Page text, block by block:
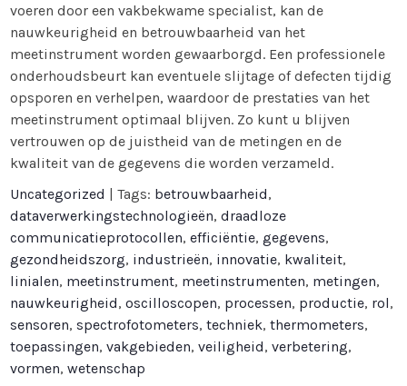
voeren door een vakbekwame specialist, kan de
nauwkeurigheid en betrouwbaarheid van het
meetinstrument worden gewaarborgd. Een professionele
onderhoudsbeurt kan eventuele slijtage of defecten tijdig
opsporen en verhelpen, waardoor de prestaties van het
meetinstrument optimaal blijven. Zo kunt u blijven
vertrouwen op de juistheid van de metingen en de
kwaliteit van de gegevens die worden verzameld.
Uncategorized | Tags: betrouwbaarheid,
dataverwerkingstechnologieën,draadloze
communicatieprotocollen,efficiëntie,gegevens,
gezondheidszorg, industrieën, innovatie, kwaliteit,
linialen, meetinstrument, meetinstrumenten, metingen,
nauwkeurigheid,oscilloscopen, processen, productie, rol,
sensoren,spectrofotometers,techniek,thermometers,
toepassingen,vakgebieden,veiligheid,verbetering,
vormen,wetenschap